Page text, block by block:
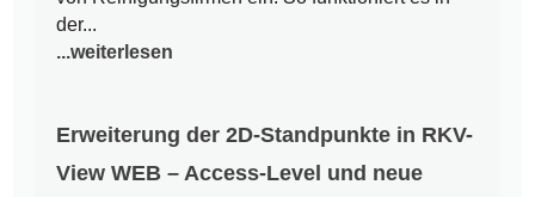
der...
...weiterlesen
Erweiterung der 2D-Standpunkte in RKV-
View WEB – Access-Level und neue